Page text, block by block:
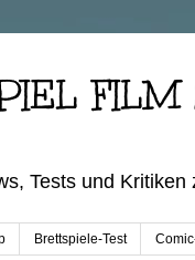
Tests und
Brettspiele-Test